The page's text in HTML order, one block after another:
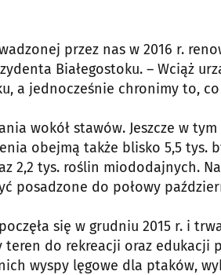
przez nas w 2016 r.
Białegostoku. – Wciąż
a jednocześnie chronimy to,
wokół stawów. Jeszcze w
obejmą także blisko 5,5 tys.
2,2 tys. roślin miododajnych.
posadzone do połowy
się w grudniu 2015 r. i
do rekreacji oraz edukacji
wyspy lęgowe dla ptaków,